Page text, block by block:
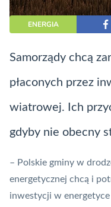
ENERGIA
Samorządy chcą
płaconych przez
wiatrowej. Ich
gdyby nie obecny
– Polskie gminy w
energetycznej chcą i
inwestycji w